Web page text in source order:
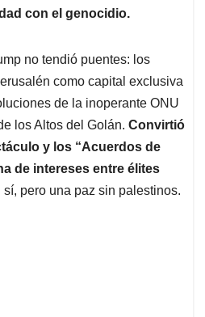
con el genocidio.
no tendió puentes: los
como capital exclusiva
de la inoperante ONU
los Altos del Golán. Convirtió
y los “Acuerdos de
de intereses entre élites
sí, pero una paz sin palestinos.